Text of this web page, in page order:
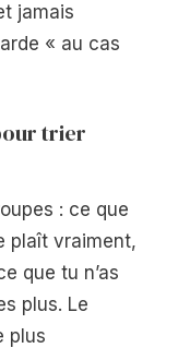
jamais
« au cas
trier
: ce que
plaît vraiment,
que tu n’as
plus. Le
plus